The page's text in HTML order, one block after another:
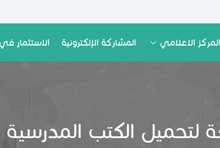
المركز الاعلامي المشاركة الإلكترونية الاستثمار